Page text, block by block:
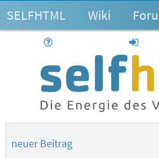
SELFHTML Wiki
neuer Beitrag